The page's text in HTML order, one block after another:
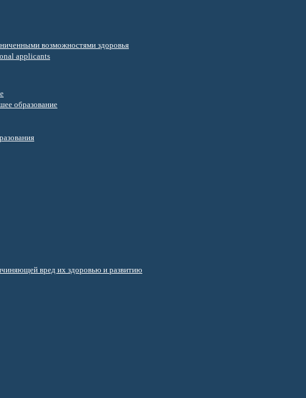
возможностями здоровья
applicants
образование
вред их здоровью и развитию